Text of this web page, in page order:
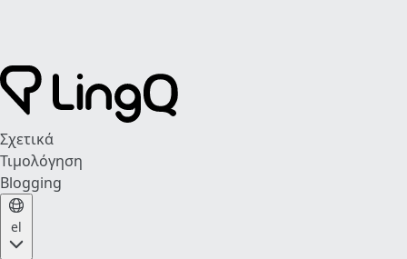
Σχετικά
Τιμολόγηση
Blogging
el